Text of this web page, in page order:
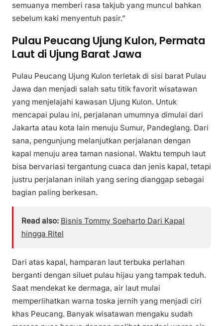
semuanya memberi rasa takjub yang muncul bahkan
sebelum kaki menyentuh pasir.”
Pulau Peucang Ujung Kulon, Permata
Laut di Ujung Barat Jawa
Pulau Peucang Ujung Kulon terletak di sisi barat Pulau
Jawa dan menjadi salah satu titik favorit wisatawan
yang menjelajahi kawasan Ujung Kulon. Untuk
mencapai pulau ini, perjalanan umumnya dimulai dari
Jakarta atau kota lain menuju Sumur, Pandeglang. Dari
sana, pengunjung melanjutkan perjalanan dengan
kapal menuju area taman nasional. Waktu tempuh laut
bisa bervariasi tergantung cuaca dan jenis kapal, tetapi
justru perjalanan inilah yang sering dianggap sebagai
bagian paling berkesan.
Read also: Bisnis Tommy Soeharto Dari Kapal
hingga Ritel
Dari atas kapal, hamparan laut terbuka perlahan
berganti dengan siluet pulau hijau yang tampak teduh.
Saat mendekat ke dermaga, air laut mulai
memperlihatkan warna toska jernih yang menjadi ciri
khas Peucang. Banyak wisatawan mengaku sudah